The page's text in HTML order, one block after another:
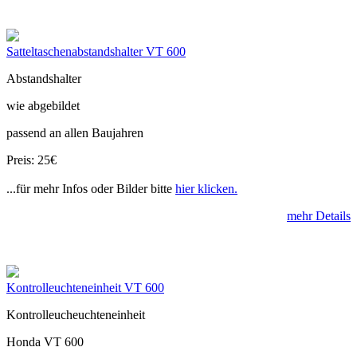
Satteltaschenabstandshalter VT 600
Abstandshalter
wie abgebildet
passend an allen Baujahren
Preis: 25€
...für mehr Infos oder Bilder bitte hier klicken.
mehr Details
Kontrolleuchteneinheit VT 600
Kontrolleucheuchteneinheit
Honda VT 600